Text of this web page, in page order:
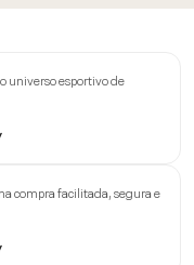
universo esportivo de
compra facilitada, segura e